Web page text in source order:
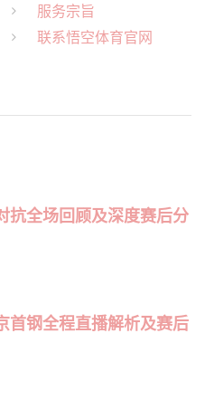
服务宗旨
联系悟空体育官网
抗全场回顾及深度赛后分
首钢全程直播解析及赛后